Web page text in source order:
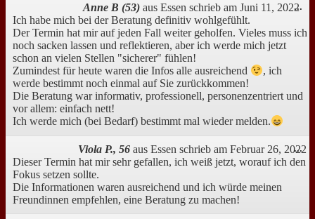
Anne B (53) aus Essen schrieb am Juni 11, 2022
Ich habe mich bei der Beratung definitiv wohlgefühlt.
Der Termin hat mir auf jeden Fall weiter geholfen. Vieles muss ich
noch sacken lassen und reflektieren, aber ich werde mich jetzt
schon an vielen Stellen "sicherer" fühlen!
Zumindest für heute waren die Infos alle ausreichend
, ich
werde bestimmt noch einmal auf Sie zurückkommen!
Die Beratung war informativ, professionell, personenzentriert und
vor allem: einfach nett!
Ich werde mich (bei Bedarf) bestimmt mal wieder melden.
...
Viola P., 56 aus Essen schrieb am Februar 26, 2022
Dieser Termin hat mir sehr gefallen, ich weiß jetzt, worauf ich den
Fokus setzen sollte.
Die Informationen waren ausreichend und ich würde meinen
Freundinnen empfehlen, eine Beratung zu machen!
...